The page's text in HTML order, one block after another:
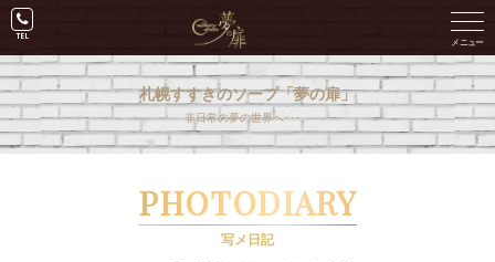
札幌すすきのソープ「夢の扉」
非日常の夢の世界へ･･･。
PHOTODIARY
写メ日記